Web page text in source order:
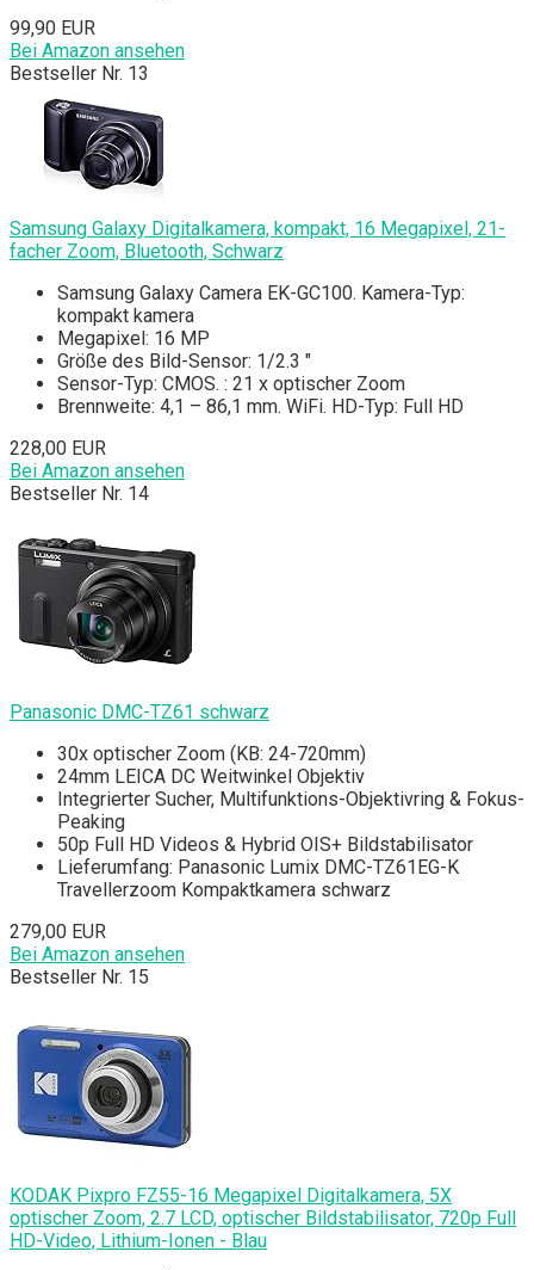
99,90 EUR
Bei Amazon ansehen
Bestseller Nr. 13
Samsung Galaxy Digitalkamera, kompakt, 16 Megapixel, 21-
facher Zoom, Bluetooth, Schwarz
Samsung Galaxy Camera EK-GC100. Kamera-Typ:
kompakt kamera
Megapixel: 16 MP
Größe des Bild-Sensor: 1/2.3 "
Sensor-Typ: CMOS. : 21 x optischer Zoom
Brennweite: 4,1 – 86,1 mm. WiFi. HD-Typ: Full HD
228,00 EUR
Bei Amazon ansehen
Bestseller Nr. 14
Panasonic DMC-TZ61 schwarz
30x optischer Zoom (KB: 24-720mm)
24mm LEICA DC Weitwinkel Objektiv
Integrierter Sucher, Multifunktions-Objektivring & Fokus-
Peaking
50p Full HD Videos & Hybrid OIS+ Bildstabilisator
Lieferumfang: Panasonic Lumix DMC-TZ61EG-K
Travellerzoom Kompaktkamera schwarz
279,00 EUR
Bei Amazon ansehen
Bestseller Nr. 15
KODAK Pixpro FZ55-16 Megapixel Digitalkamera, 5X
optischer Zoom, 2.7 LCD, optischer Bildstabilisator, 720p Full
HD-Video, Lithium-Ionen - Blau